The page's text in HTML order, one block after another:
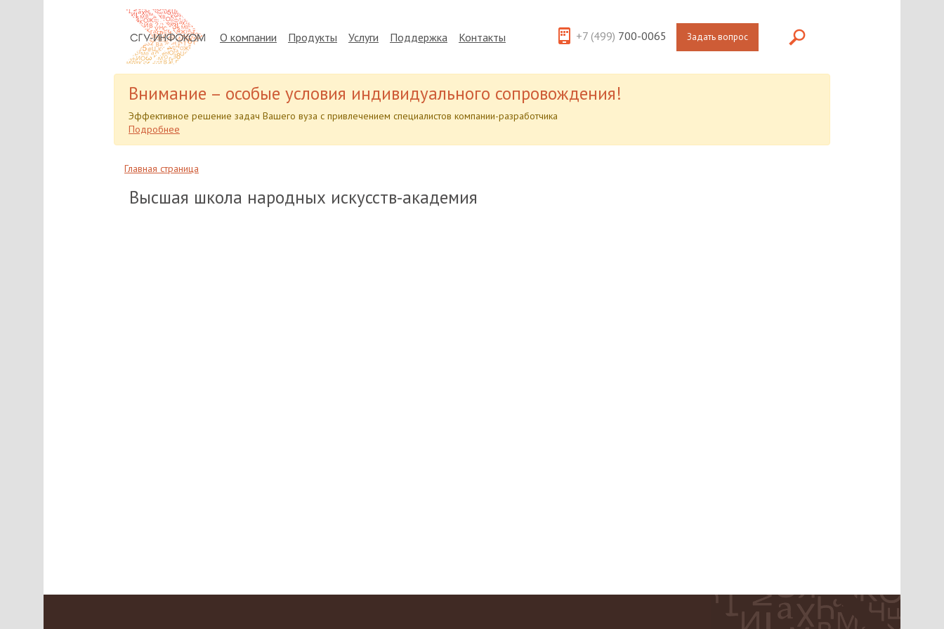
О компании Продукты Услуги Поддержка Контакты +7 (499) 700-0065 Задать вопрос
Внимание – особые условия индивидуального сопровождения!
Эффективное решение задач Вашего вуза с привлечением специалистов компании-разработчика
Подробнее
Главная страница
Высшая школа народных искусств-академия